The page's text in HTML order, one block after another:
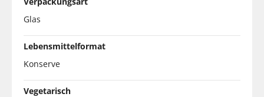
Glas
Lebensmittelformat
Konserve
Vegetarisch